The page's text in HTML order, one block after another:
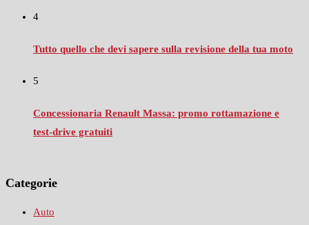
4
Tutto quello che devi sapere sulla revisione della tua moto
5
Concessionaria Renault Massa: promo rottamazione e
test‑drive gratuiti
Categorie
Auto